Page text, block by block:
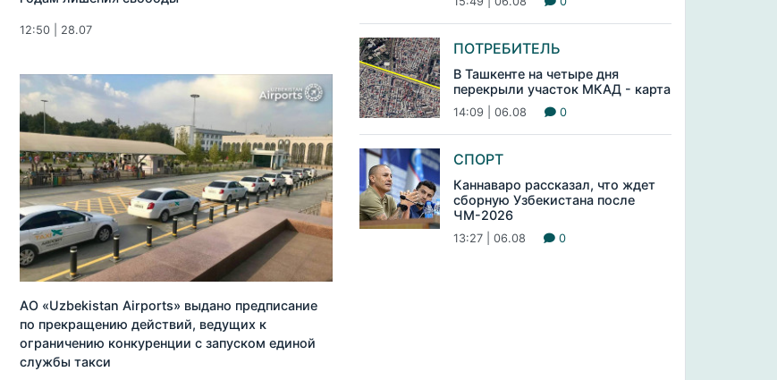
12:50 | 28.07
AO «Uzbekistan Airports» выдано предписание
по прекращению действий, ведущих к
ограничению конкуренции с запуском единой
службы такси
ПОТРЕБИТЕЛЬ
В Ташкенте на четыре дня
перекрыли участок МКАД - карта
14:09 | 06.08 0
СПОРТ
Каннаваро рассказал, что ждет
сборную Узбекистана после
ЧМ-2026
13:27 | 06.08 0